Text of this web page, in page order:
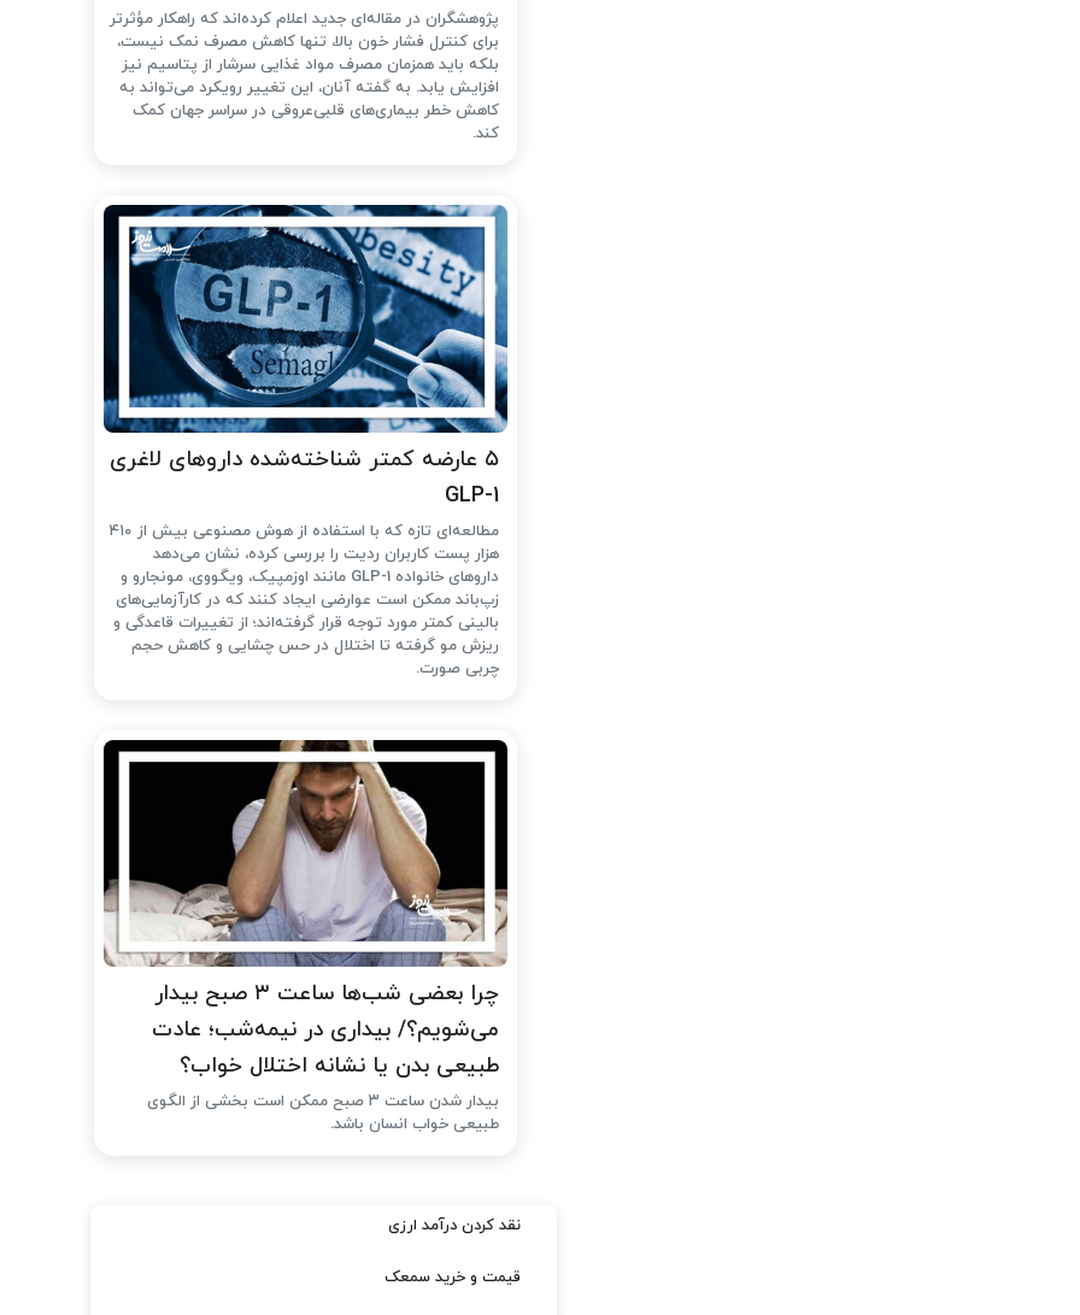
پژوهشگران در مقاله‌ای جدید اعلام کرده‌اند که راهکار مؤثرتر
برای کنترل فشار خون بالا، تنها کاهش مصرف نمک نیست،
بلکه باید همزمان مصرف مواد غذایی سرشار از پتاسیم نیز
افزایش یابد. به گفته آنان، این تغییر رویکرد می‌تواند به
کاهش خطر بیماری‌های قلبی‌عروقی در سراسر جهان کمک
کند.
۵ عارضه کمتر شناخته‌شده داروهای لاغری
GLP-1
مطالعه‌ای تازه که با استفاده از هوش مصنوعی بیش از ۴۱۰
هزار پست کاربران ردیت را بررسی کرده، نشان می‌دهد
داروهای خانواده GLP-1 مانند اوزمپیک، ویگووی، مونجارو و
زپ‌باند ممکن است عوارضی ایجاد کنند که در کارآزمایی‌های
بالینی کمتر مورد توجه قرار گرفته‌اند؛ از تغییرات قاعدگی و
ریزش مو گرفته تا اختلال در حس چشایی و کاهش حجم
چربی صورت.
چرا بعضی شب‌ها ساعت ۳ صبح بیدار
می‌شویم؟/ بیداری در نیمه‌شب؛ عادت
طبیعی بدن یا نشانه اختلال خواب؟
بیدار شدن ساعت ۳ صبح ممکن است بخشی از الگوی
طبیعی خواب انسان باشد.
نقد کردن درآمد ارزی
قیمت و خرید سمعک